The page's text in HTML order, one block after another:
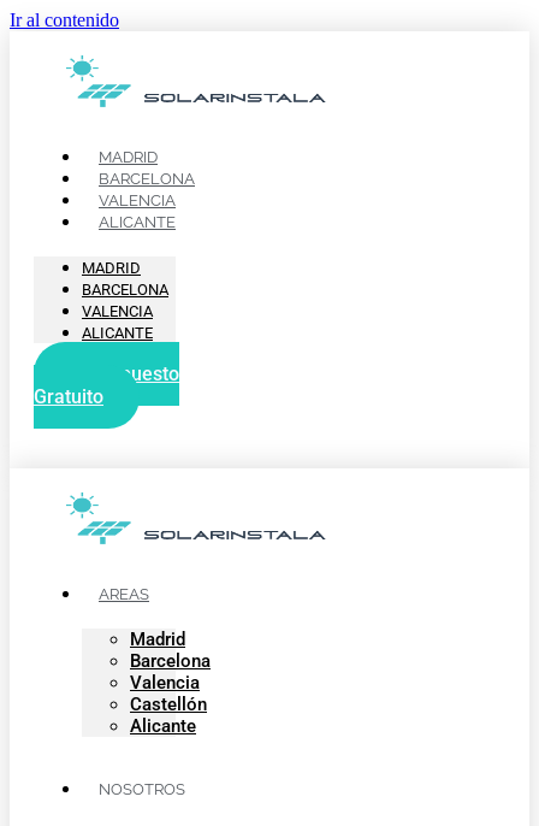
Ir al contenido
MADRID
BARCELONA
VALENCIA
ALICANTE
MADRID
BARCELONA
VALENCIA
ALICANTE
Presupuesto
Gratuito
AREAS
Madrid
Barcelona
Valencia
Castellón
Alicante
NOSOTROS